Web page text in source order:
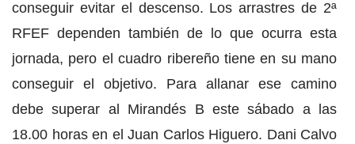
conseguir evitar el descenso. Los arrastres de 2ª
RFEF dependen también de lo que ocurra esta
jornada, pero el cuadro ribereño tiene en su mano
conseguir el objetivo. Para allanar ese camino
debe superar al Mirandés B este sábado a las
18.00 horas en el Juan Carlos Higuero. Dani Calvo